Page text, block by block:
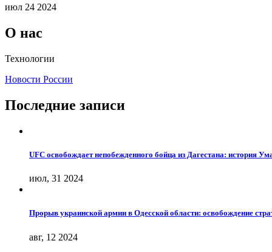
июл 24 2024
О нас
Технологии
Новости России
Последние записи
UFC освобождает непобежденного бойца из Дагестана: история
июл, 31 2024
Прорыв украинской армии в Одесской области: освобождение
авг, 12 2024